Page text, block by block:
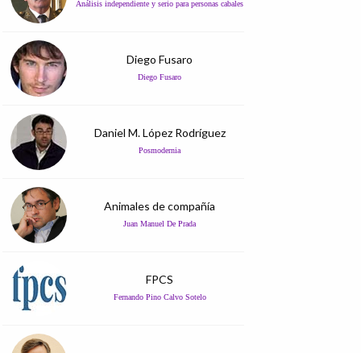
Análisis independiente y serio para personas cabales
Diego Fusaro
Diego Fusaro
Daniel M. López Rodríguez
Posmodernia
Animales de compañía
Juan Manuel De Prada
FPCS
Fernando Pino Calvo Sotelo